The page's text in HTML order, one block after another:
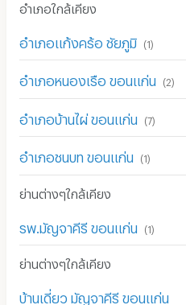
อำเภอใกล้เคียง
อำเภอแก้งคร้อ ชัยภูมิ (1)
อำเภอหนองเรือ ขอนแก่น (2)
อำเภอบ้านไผ่ ขอนแก่น (7)
อำเภอชนบท ขอนแก่น (1)
ย่านต่างๆใกล้เคียง
รพ.มัญจาคีรี ขอนแก่น (1)
ย่านต่างๆใกล้เคียง
บ้านเดี่ยว มัญจาคีรี ขอนแก่น